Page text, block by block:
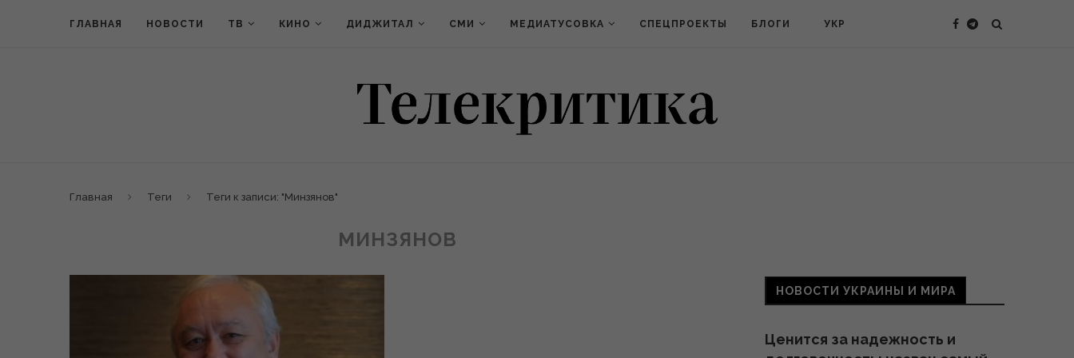
ГЛАВНАЯ НОВОСТИ ТВ КИНО ДИДЖИТАЛ СМИ МЕДИАТУСОВКА СПЕЦПРОЕКТЫ БЛОГИ УКР
Главная Теги Теги к записи: "Минзянов"
МИНЗЯНОВ
НОВОСТИ УКРАИНЫ И МИРА
Ценится за надежность и